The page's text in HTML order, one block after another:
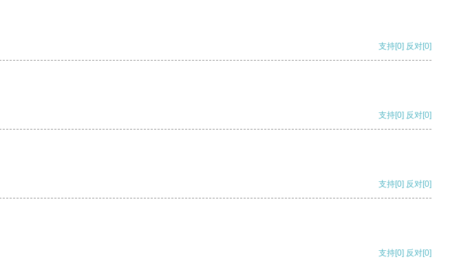
支持[0] 反对[0]
支持[0] 反对[0]
支持[0] 反对[0]
支持[0] 反对[0]